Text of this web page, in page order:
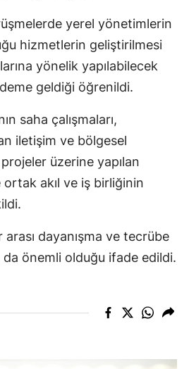
yerel yönetimlerin
hizmetlerin geliştirilmesi
yönelik yapılabilecek
geldiği öğrenildi.
saha çalışmaları,
iletişim ve bölgesel
üzerine yapılan
akıl ve iş birliğinin
dayanışma ve tecrübe
da önemli olduğu ifade edildi.